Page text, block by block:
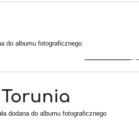
do albumu fotograficznego
dodana do albumu fotograficznego